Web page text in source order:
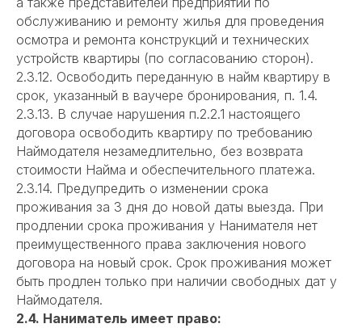
обслуживанию и ремонту жилья для проведения
осмотра и ремонта конструкций и технических
устройств квартиры (по согласованию сторон).
2.3.12. Освободить переданную в найм квартиру в
срок, указанный в ваучере бронирования, п. 1.4.
2.3.13. В случае нарушения п.2.2.1 настоящего
договора освободить квартиру по требованию
Наймодателя незамедлительно, без возврата
стоимости Найма и обеспечительного платежа.
2.3.14. Предупредить о изменении срока
проживания за 3 дня до новой даты выезда. При
продлении срока проживания у Нанимателя нет
преимущественного права заключения нового
договора на новый срок. Срок проживания может
быть продлен только при наличии свободных дат у
Наймодателя.
2.4. Наниматель имеет право: